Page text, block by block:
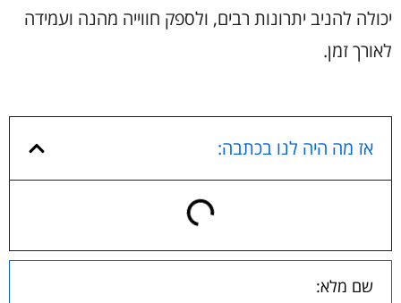
יכולה להניב יתרונות רבים, ולספק חווייה מהנה ועמידה
לאורך זמן.
אז מה היה לנו בכתבה: